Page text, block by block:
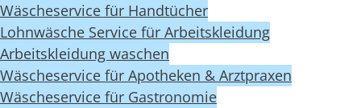
Wäscheservice für Handtücher
Lohnwäsche Service für Arbeitskleidung
Arbeitskleidung waschen
Wäscheservice für Apotheken & Arztpraxen
Wäscheservice für Gastronomie